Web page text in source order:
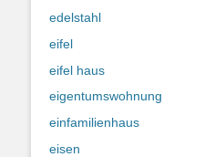
edelstahl
eifel
eifel haus
eigentumswohnung
einfamilienhaus
eisen